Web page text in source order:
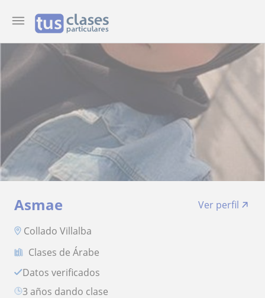
Asmae
Ver perfil
Collado Villalba
Clases de Árabe
Datos verificados
3 años dando clase